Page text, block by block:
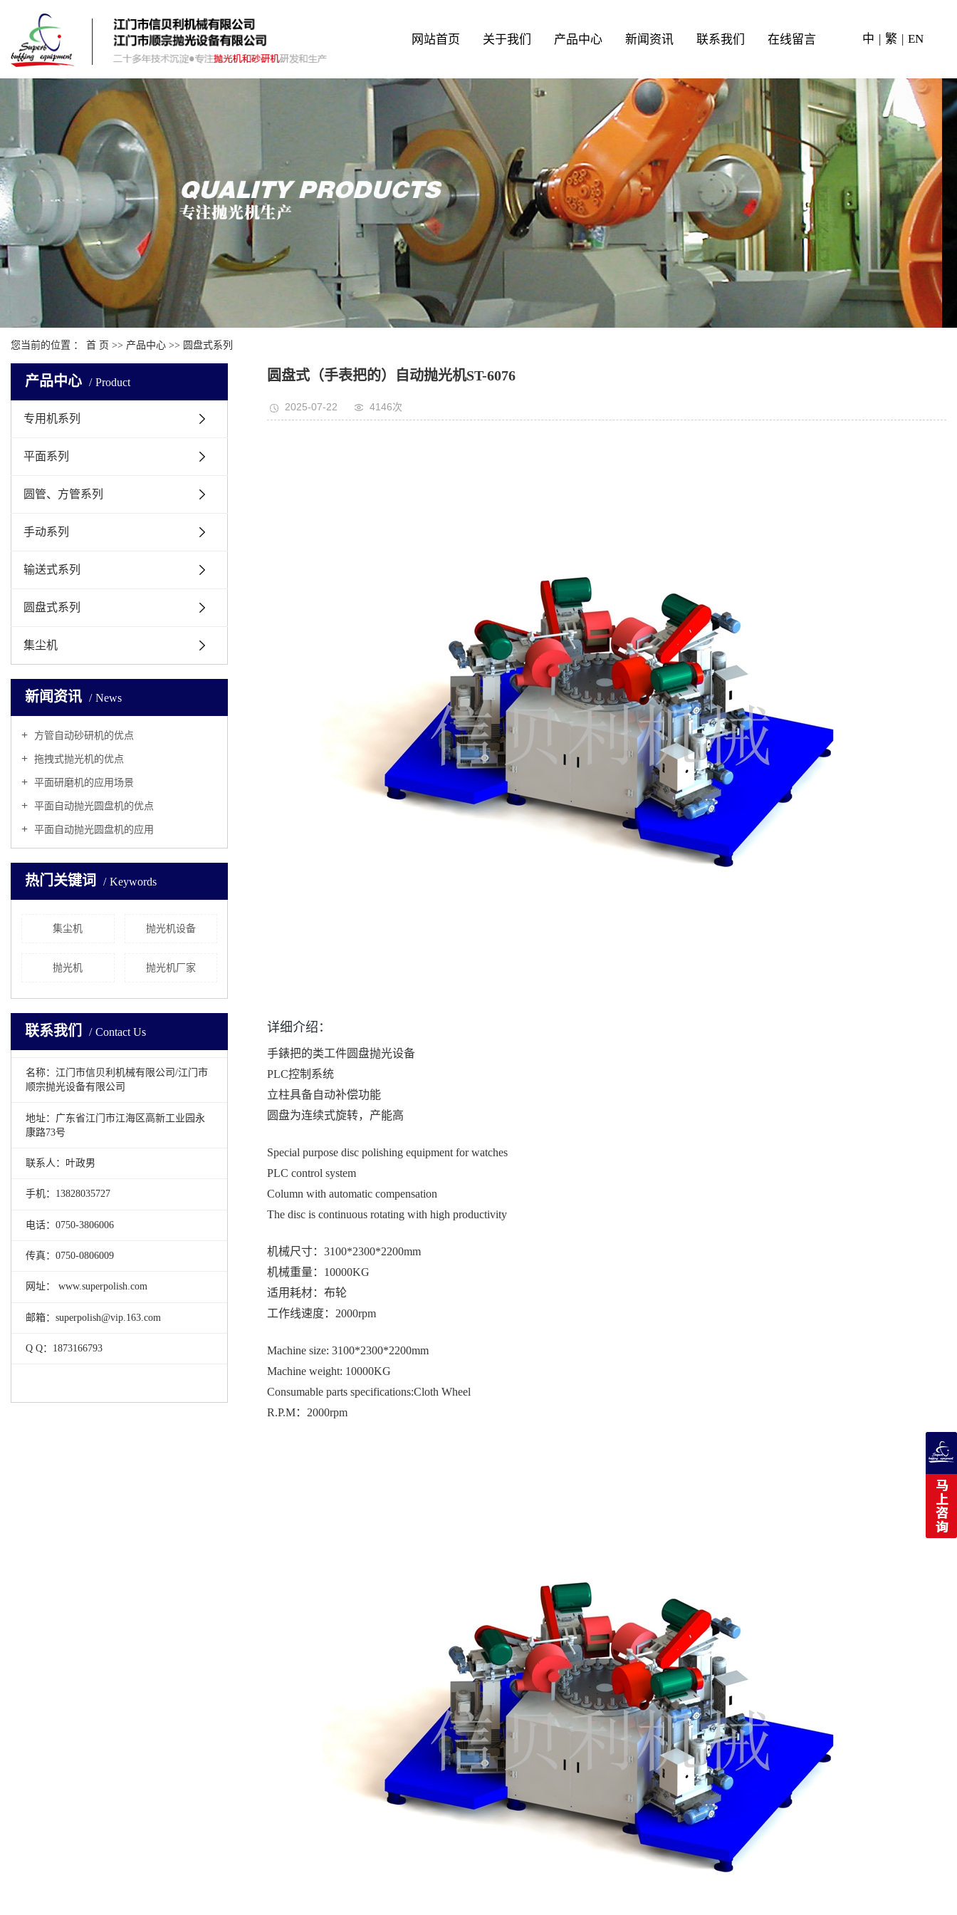
网站首页 关于我们 产品中心 新闻资讯 联系我们 在线留言 中 | 繁 | EN
您当前的位置 ： 首 页 >> 产品中心 >> 圆盘式系列
产品中心 Product
专用机系列
平面系列
圆管、方管系列
手动系列
输送式系列
圆盘式系列
集尘机
新闻资讯 News
方管自动砂研机的优点
拖拽式抛光机的优点
平面研磨机的应用场景
平面自动抛光圆盘机的优点
平面自动抛光圆盘机的应用
热门关键词 Keywords
集尘机 抛光机设备
抛光机 抛光机厂家
联系我们 Contact Us
名称：江门市信贝利机械有限公司/江门市
顺宗抛光设备有限公司
地址：广东省江门市江海区高新工业园永
康路73号
联系人：叶政男
手机：13828035727
电话：0750-3806006
传真：0750-0806009
网址： www.superpolish.com
邮箱：superpolish@vip.163.com
Q Q：1873166793
圆盘式（手表把的）自动抛光机ST-6076
2025-07-22 4146次
详细介绍：
手錶把的类工件圆盘抛光设备
PLC控制系统
立柱具备自动补偿功能
圆盘为连续式旋转，产能高
Special purpose disc polishing equipment for watches
PLC control system
Column with automatic compensation
The disc is continuous rotating with high productivity
机械尺寸：3100*2300*2200mm
机械重量：10000KG
适用耗材：布轮
工作线速度：2000rpm
Machine size: 3100*2300*2200mm
Machine weight: 10000KG
Consumable parts specifications:Cloth Wheel
R.P.M：2000rpm